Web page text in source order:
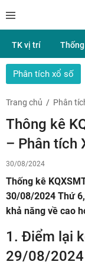
TK vị trí
Phân tích xổ số
Trang chủ Phân
Thông kê
– Phân tích
30/08/2024
Thống kê
30/08/2024 Thứ
khả năng về cao
1. Điểm lại
29/08/2024